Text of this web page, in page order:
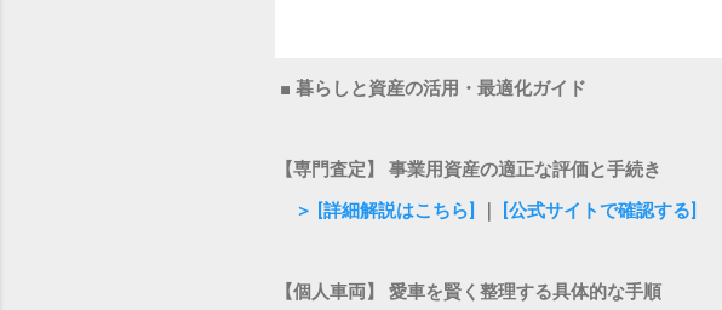
■ 暮らしと資産の活用・最適化ガイド
【専門査定】 事業用資産の適正な評価と手続き
＞ [詳細解説はこちら]
[公式サイトで確認する]
【個人車両】 愛車を賢く整理する具体的な手順